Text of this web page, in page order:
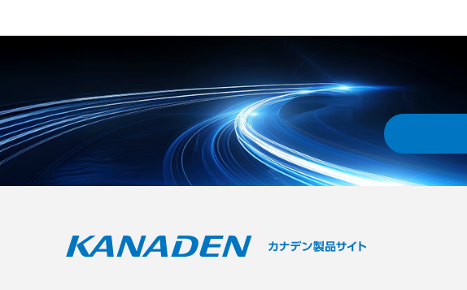
アもご用意（CRY8025） 【用途・
事例】 ●厳しい産業環境における圧
縮空気やガス漏れ検知 ●産業検査に
おける部分放電やその他の異常の迅
速な特定 ●自動車修理やHVACメン
テナンスにおける音源の特定
内部のロック機構により接続機器を
選ばない万能仕様 ●工具や加工が一
切不要でワンタッチ装着が可能な抜
け防止構造 ●UL規格準拠のホスピ
タルグレードや医用プラグJIS規格
に適合 【用途・事例】 ●医療現場
における各種医療機器の電源誤脱事
故防止 ●頻繁な抜き差しを必要とし